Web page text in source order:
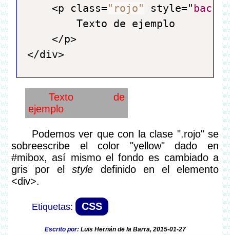
    <p class=
"rojo" style="
        Texto de ejemplo
    </p>
Texto de
ejemplo
Podemos ver que con la clase ".rojo" se
sobreescribe el color "yellow" dado en
#mibox, así mismo el fondo es cambiado a
gris por elstyle definido en el elemento
<div>.
CSS
Escrito por: Luis Hernán de la Barra, 2015-01-27